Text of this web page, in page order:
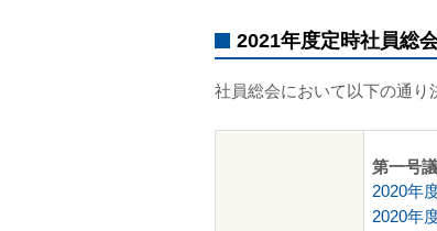
2021年度定時社員総
社員総会において以下の通り
第一号
2020年
2020年